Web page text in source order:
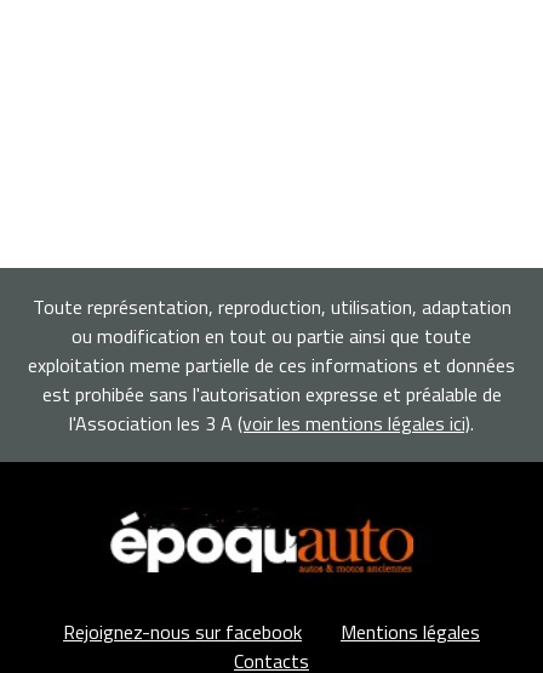
Toute représentation, reproduction, utilisation, adaptation
ou modification en tout ou partie ainsi que toute
exploitation meme partielle de ces informations et données
est prohibée sans l'autorisation expresse et préalable de
l'Association les 3 A (voir les mentions légales ici).
Rejoignez-nous sur facebook
Mentions légales
Contacts